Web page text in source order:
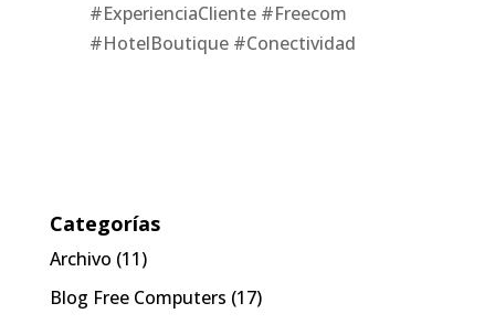
#ExperienciaCliente #Freecom
#HotelBoutique #Conectividad
Categorías
Archivo (11)
Blog Free Computers (17)